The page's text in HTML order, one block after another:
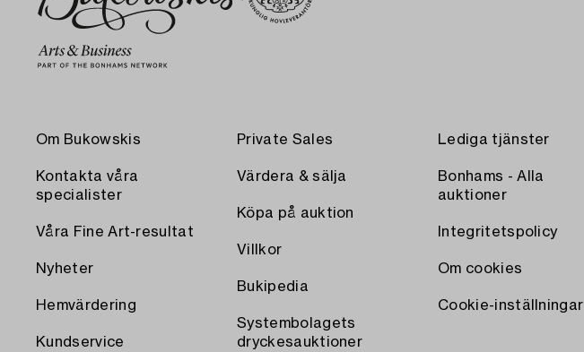
Om Bukowskis
Kontakta våra
specialister
Våra Fine Art-resultat
Nyheter
Hemvärdering
Kundservice
Private Sales
Värdera & sälja
Köpa på auktion
Villkor
Bukipedia
Systembolagets
dryckesauktioner
Lediga tjänster
Bonhams - Alla
auktioner
Integritetspolicy
Om cookies
Cookie-inställningar